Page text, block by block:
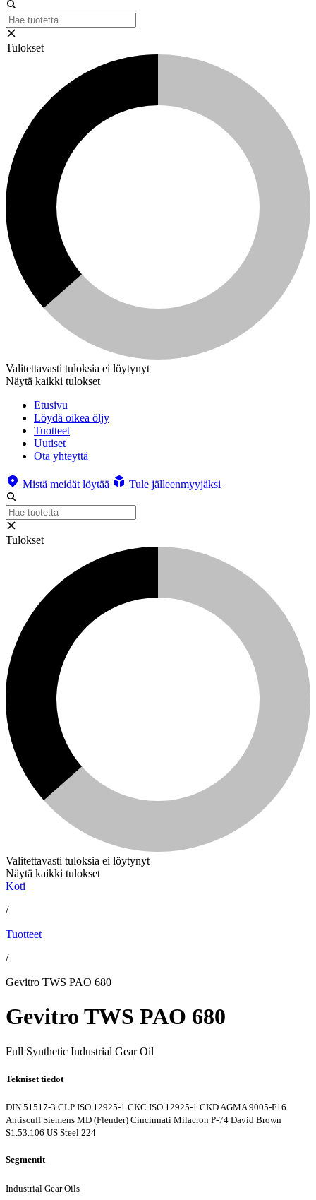
Tulokset
Valitettavasti tuloksia ei löytynyt
Näytä kaikki tulokset
Etusivu
Löydä oikea öljy
Tuotteet
Uutiset
Ota yhteyttä
Mistä meidät löytää Tule jälleenmyyjäksi
Tulokset
Valitettavasti tuloksia ei löytynyt
Näytä kaikki tulokset
Koti
/
Tuotteet
/
Gevitro TWS PAO 680
Gevitro TWS PAO 680
Full Synthetic Industrial Gear Oil
Tekniset tiedot
DIN 51517-3 CLP ISO 12925-1 CKC ISO 12925-1 CKDAGMA 9005-F16
AntiscuffSiemens MD (Flender) Cincinnati Milacron P-74 David Brown
S1.53.106 US Steel 224
Segmentit
Industrial Gear Oils